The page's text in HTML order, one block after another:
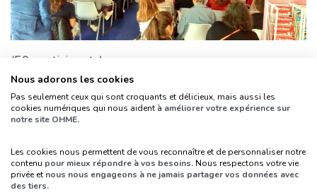
(50 participants)
Retour aux événements
Nous adorons les cookies
Pas seulement ceux qui sont croquants et délicieux, mais aussi les
cookies numériques qui nous aident à améliorer votre expérience sur
notre site OHME.
Les cookies nous permettent de vous reconnaître et de personnaliser notre
contenu pour mieux répondre à vos besoins. Nous respectons votre vie
privée et nous nous engageons à ne jamais partager vos données avec
des tiers.